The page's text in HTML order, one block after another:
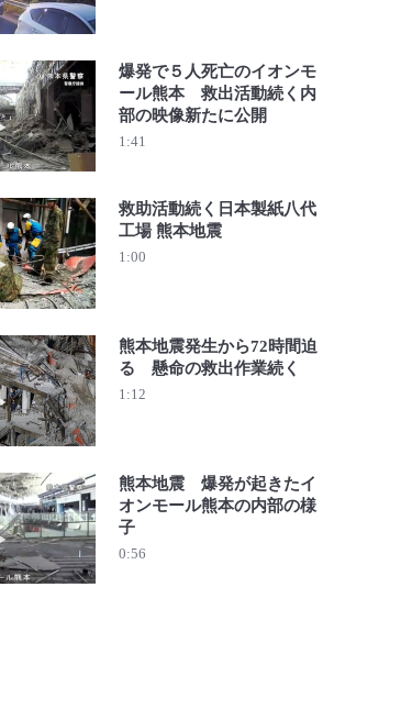
動画を再生 爆発で５人死亡のイオンモール熊本 救出活動
爆発で５人死亡のイオンモ
ール熊本 救出活動続く内
部の映像新たに公開
1:41
動画を再生 救助活動続く日本製紙八代工場 熊本地震
救助活動続く日本製紙八代
工場 熊本地震
1:00
動画を再生 熊本地震発生から72時間迫る 懸命の救出作業
熊本地震発生から72時間迫
る 懸命の救出作業続く
1:12
動画を再生 熊本地震 爆発が起きたイオンモール熊本の内
熊本地震 爆発が起きたイ
オンモール熊本の内部の様
子
0:56